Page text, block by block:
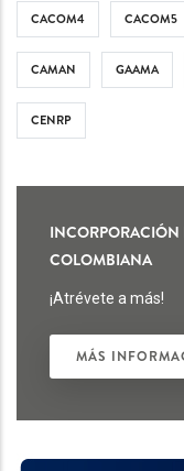
CACOM4 CACOM5
CAMAN GAAMA
CENRP
INCORPORACIÓN
COLOMBIANA
¡Atrévete a más!
MÁS